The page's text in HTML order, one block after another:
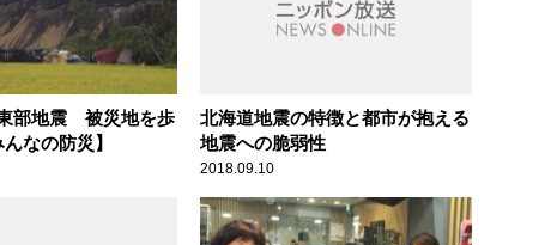
部地震 被災地を歩
んなの防災】
北海道地震の特徴と都市が抱える
地震への脆弱性
2018.09.10